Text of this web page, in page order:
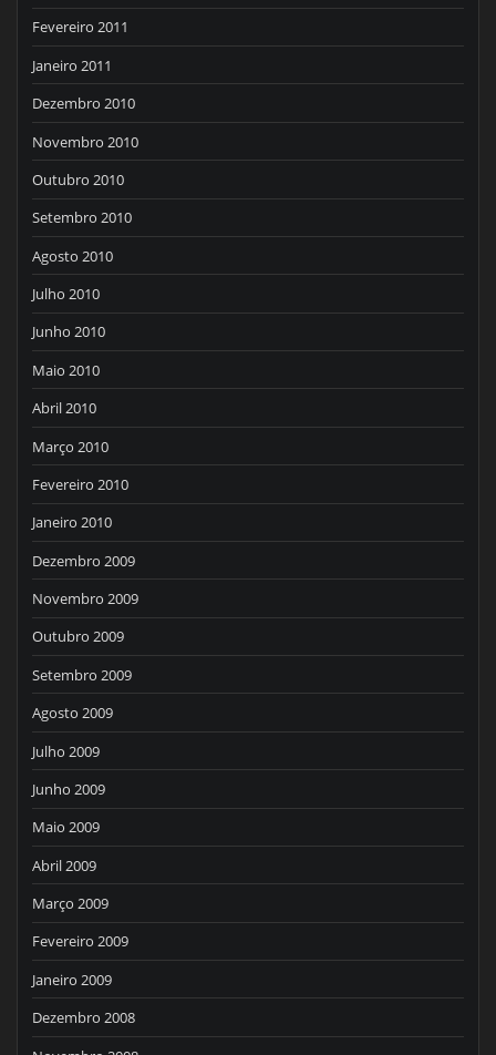
Fevereiro 2011
Janeiro 2011
Dezembro 2010
Novembro 2010
Outubro 2010
Setembro 2010
Agosto 2010
Julho 2010
Junho 2010
Maio 2010
Abril 2010
Março 2010
Fevereiro 2010
Janeiro 2010
Dezembro 2009
Novembro 2009
Outubro 2009
Setembro 2009
Agosto 2009
Julho 2009
Junho 2009
Maio 2009
Abril 2009
Março 2009
Fevereiro 2009
Janeiro 2009
Dezembro 2008